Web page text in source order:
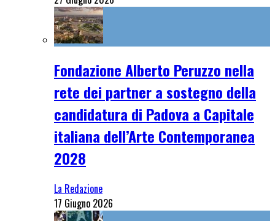
Fondazione Alberto Peruzzo nella
rete dei partner a sostegno della
candidatura di Padova a Capitale
italiana dell’Arte Contemporanea
2028
La Redazione
17 Giugno 2026